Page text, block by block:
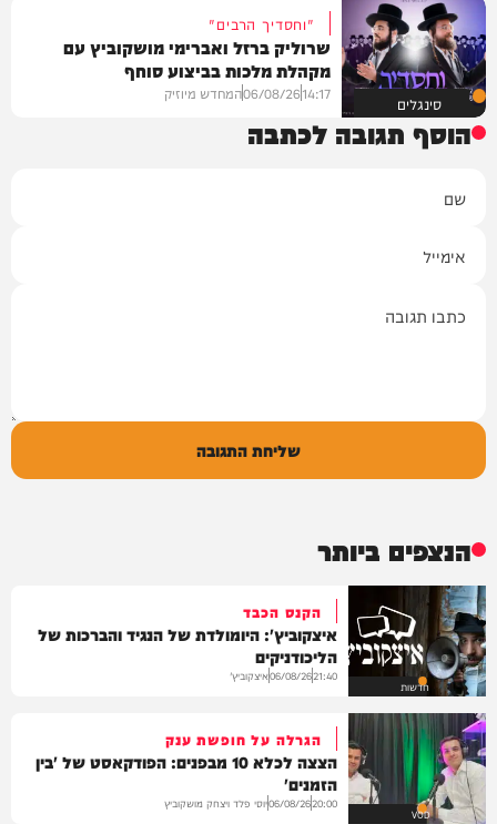
סינגלים
"וחסדיך הרבים"
שרוליק ברזל ואברימי מושקוביץ עם
מקהלת מלכות בביצוע סוחף
14:17
06/08/26המחדש מיוזיק
הוסף תגובה לכתבה
שליחת התגובה
הנצפים ביותר
חדשות
הקנס הכבד
איצקוביץ': היומולדת של הנגיד והברכות של
הליכודניקים
21:40
06/08/26איצקוביץ'
VOD
הגרלה על חופשת ענק
הצצה לכלא 10 מבפנים: הפודקאסט של 'בין
הזמנים'
20:00
06/08/26יוסי פלד ויצחק מושקוביץ